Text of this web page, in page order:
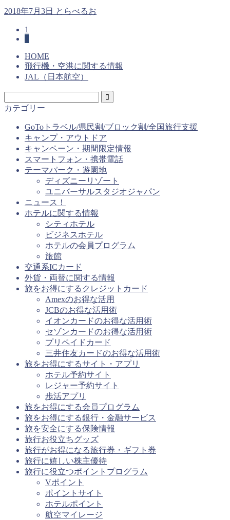
2018年7月3日 とらべるお
1
HOME
飛行機・空港に関する情報
JAL（日本航空）
カテゴリー
GoToトラベル/県民割/ブロック割/全国旅行支援
キャンプ・アウトドア
キャンペーン・期間限定情報
スマートフォン・携帯電話
テーマパーク・遊園地
ディズニーリゾート
ユニバーサルスタジオジャパン
ニュース！
ホテルに関する情報
シティホテル
ビジネスホテル
ホテルの会員プログラム
旅館
交通系ICカード
外貨・両替に関する情報
旅をお得にするクレジットカード
Amexのお得な活用
JCBのお得な活用術
イオンカードのお得な活用術
セゾンカードのお得な活用術
プリペイドカード
三井住友カードのお得な活用術
旅をお得にするサイト・アプリ
ホテル予約サイト
レジャー予約サイト
歩活アプリ
旅をお得にする会員プログラム
旅をお得にする銀行・金融サービス
旅を安全にする保険情報
旅行お役立ちグッズ
旅行がお得になる旅行券・ギフト券
旅行に嬉しい株主優待
旅行に役立つポイントプログラム
Vポイント
ポイントサイト
ホテルポイント
航空マイレージ